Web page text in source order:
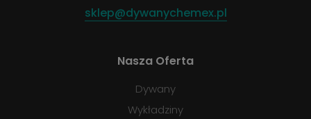
sklep@dywanychemex.pl
Nasza Oferta
Dywany
Wykładziny